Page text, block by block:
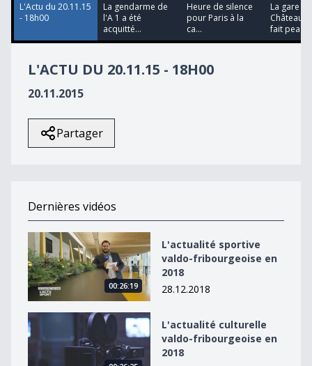
L'Actu du 20.11.15
- 18h00
La gendarme de
l'A 1 a été
acquitté...
Heure de silence
pour Paris à la
ca...
La gare de
Château
fait pea...
L'ACTU DU 20.11.15 - 18H00
20.11.2015
Partager
Dernières vidéos
L&#039;actualité sportive valdo-fribourgeoise en 2018
00:26:19
L'actualité sportive
valdo-fribourgeoise en
2018
28.12.2018
L&#039;actualité culturelle valdo-fribourgeoise en
L'actualité culturelle
valdo-fribourgeoise en
2018